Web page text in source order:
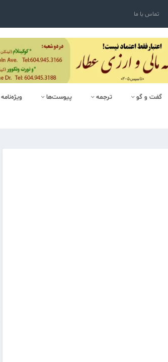
تماس با ما
گفت و گو ترجمه پیوست‌ها ویژه‌‌نامه